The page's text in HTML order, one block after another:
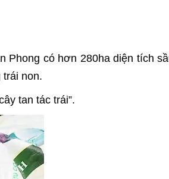
Phong có hơn 280ha diện tích
trái non.
tan tác trái”.